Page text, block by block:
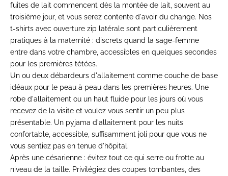
fuites de lait commencent dès la montée de lait, souvent au
troisième jour, et vous serez contente d'avoir du change. Nos
t-shirts avec ouverture zip latérale sont particulièrement
pratiques à la maternité : discrets quand la sage-femme
entre dans votre chambre, accessibles en quelques secondes
pour les premières tétées.
Un ou deux débardeurs d'allaitement comme couche de base
idéaux pour le peau à peau dans les premières heures. Une
robe d'allaitement ou un haut fluide pour les jours où vous
recevez de la visite et voulez vous sentir un peu plus
présentable. Un pyjama d'allaitement pour les nuits
confortable, accessible, suffisamment joli pour que vous ne
vous sentiez pas en tenue d'hôpital.
Après une césarienne : évitez tout ce qui serre ou frotte au
niveau de la taille. Privilégiez des coupes tombantes, des